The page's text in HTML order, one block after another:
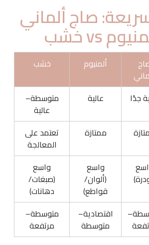
صاج ألماني
ألمنيوم خشب
جدًا عالية
متوسطة–
عالية
ممتازة
تعتمد على
المعالجة
واسع
(ألوان/
قواطع)
واسع
(صبغات/
دهانات)
اقتصادية–
متوسطة
متوسطة–
مرتفعة